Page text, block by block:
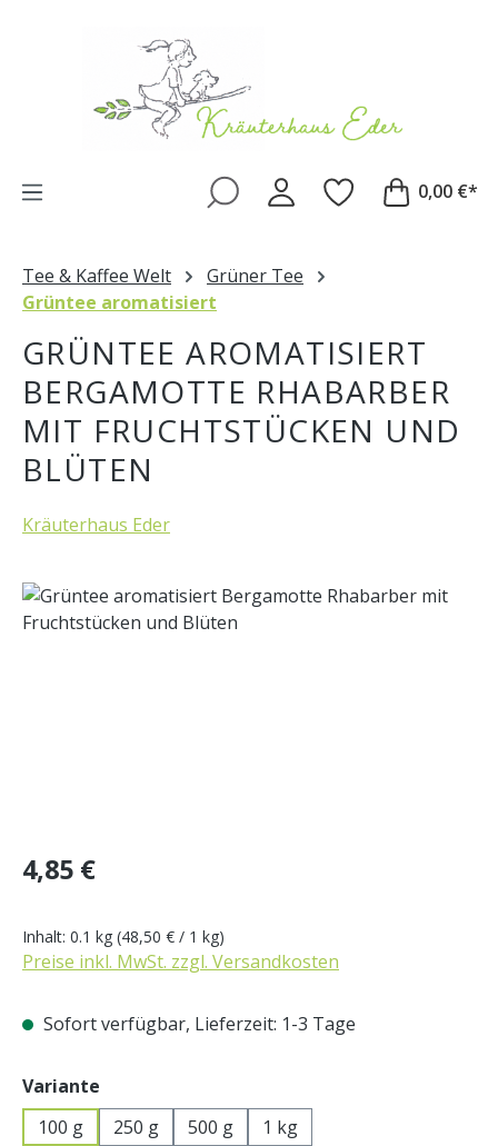
0,00 €*
Tee & Kaffee Welt
Grüner Tee
Grüntee aromatisiert
GRÜNTEE AROMATISIERT
BERGAMOTTE RHABARBER
MIT FRUCHTSTÜCKEN UND
BLÜTEN
Kräuterhaus Eder
Bildergalerie überspringen
Regulärer Preis:
4,85 €
Inhalt: 0.1 kg (48,50 € / 1 kg)
Preise inkl. MwSt. zzgl. Versandkosten
Sofort verfügbar, Lieferzeit: 1-3 Tage
Variante
100 g
250 g 500 g 1 kg